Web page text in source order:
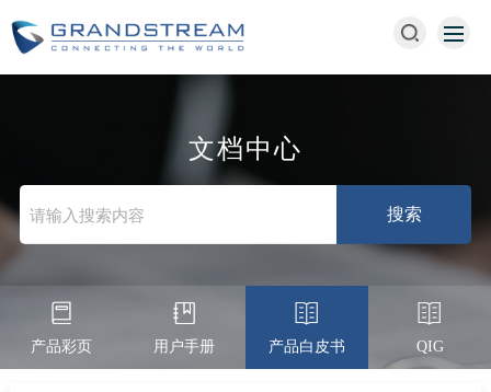
文档中心
产品彩页 用户手册 产品白皮书 QIG